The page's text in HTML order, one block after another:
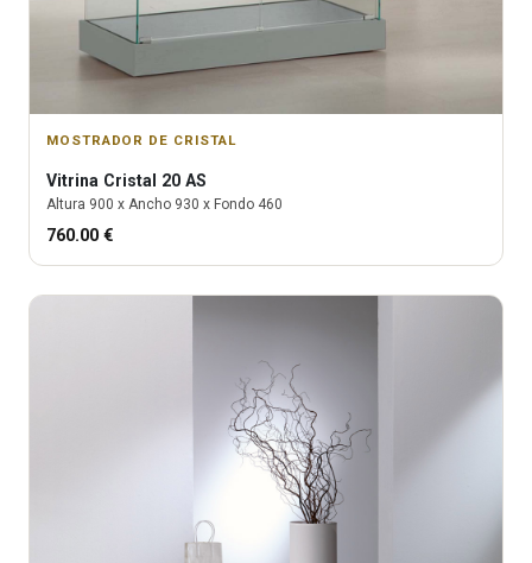
MOSTRADOR DE CRISTAL
Vitrina Cristal 20 AS
Altura 900 x Ancho 930 x Fondo 460
760.00 €